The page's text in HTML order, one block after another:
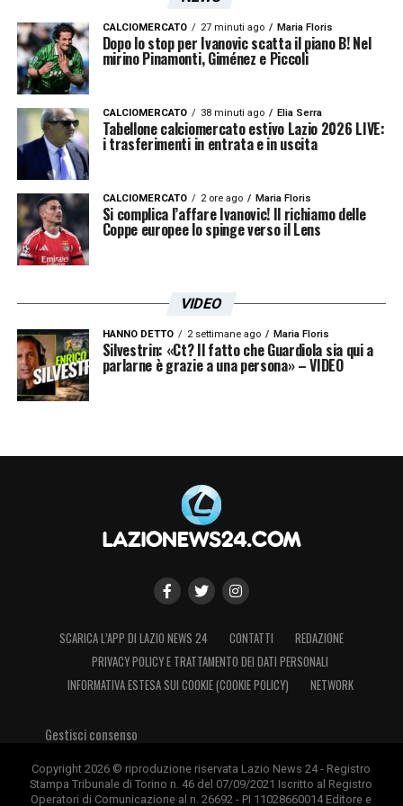
sembra abbia tirato moltissimo».
Sfortuna anche oggi, vedi il palo di Acerbi?
«Bisogna cercarla la fortuna. Io alla sfortuna
non ci credo. Probabilmente ci voleva
semplicemente un altro calendario, ma è
capitato questo e io personalmente non
posso incidere su questo. Io posso incidere
sui miei ragazzi. Avremo tanti elementi da
partita difficilissima che dovremo affrontare
nel migliore di modi».
CALCIOMERCATO 27 minuti ago Maria Floris
Dopo lo stop per Ivanovic scatta il piano B! Nel
mirino Pinamonti, Giménez e Piccoli
CALCIOMERCATO 38 minuti ago Elia Serra
Tabellone calciomercato estivo Lazio 2026 LIVE:
i trasferimenti in entrata e in uscita
CALCIOMERCATO 2 ore ago Maria Floris
Si complica l’affare Ivanovic! Il richiamo delle
Coppe europee lo spinge verso il Lens
VIDEO
HANNO DETTO 2 settimane ago Maria Floris
Silvestrin: «Ct? Il fatto che Guardiola sia qui a
parlarne è grazie a una persona» – VIDEO
SCARICA L’APP DI LAZIO NEWS 24 CONTATTI
REDAZIONE
PRIVACY POLICY E TRATTAMENTO DEI DATI PERSONALI
INFORMATIVA ESTESA SUI COOKIE (COOKIE POLICY)
NETWORK
Gestisci consenso
Copyright 2026 © riproduzione riservata Lazio News 24 - Registro
Stampa Tribunale di Torino n. 46 del 07/09/2021 Iscritto al Registro
Operatori di Comunicazione al n. 26692 - PI 11028660014 Editore e